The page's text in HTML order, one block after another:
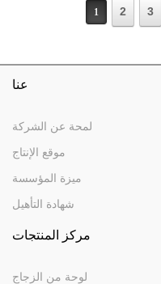
1 2 3
عنا
لمحة عن الشركة
موقع الإنتاج
ميزة المؤسسة
شهادة التأهيل
مركز المنتجات
لوحة من الزجاج